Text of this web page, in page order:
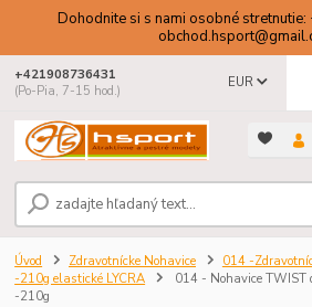
Dohodnite si s nami osobné
EUR
+421908736431
(Po-Pia, 7-15 hod.)
Úvod Zdravotnícke Nohavice
014 -
-210g elastické LYCRA
014 - Nohavice
-210g